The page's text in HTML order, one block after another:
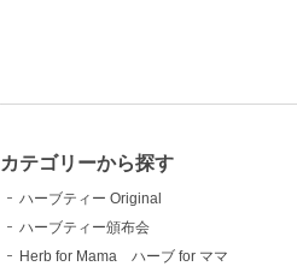
カテゴリーから探す
ハーブティー Original
ハーブティー頒布会
Herb for Mama ハーブ for ママ